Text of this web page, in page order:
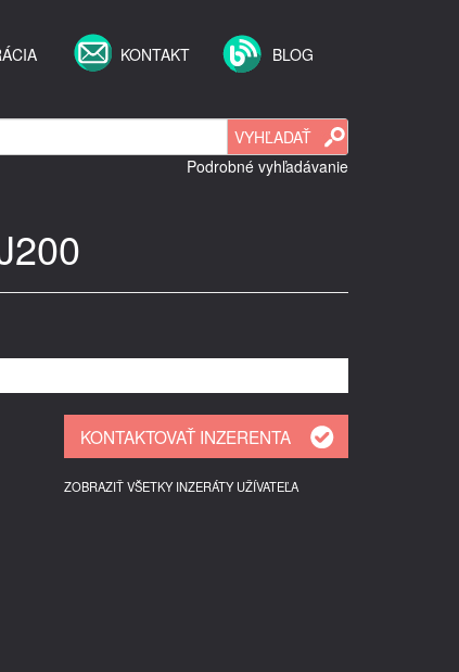
KONTAKT BLOG
Podrobné vyhľadávanie
ZOBRAZIŤ VŠETKY INZERÁTY UŽÍVATEĽA